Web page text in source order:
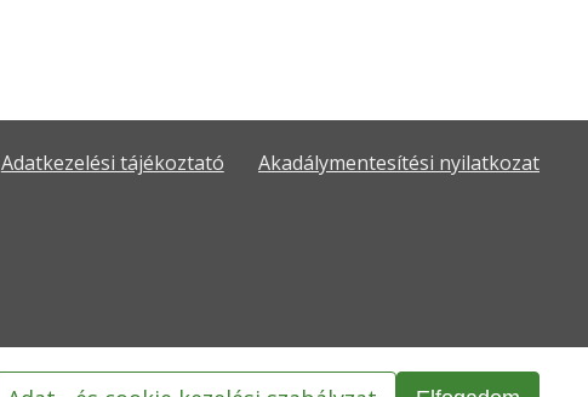
Adatkezelési tájékoztató Akadálymentesítési nyilatkozat